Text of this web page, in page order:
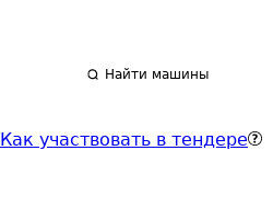
Найти машины
Как участвовать в тендере